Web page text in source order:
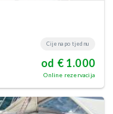
Cijena po tjednu
od € 1.000
Online rezervacija